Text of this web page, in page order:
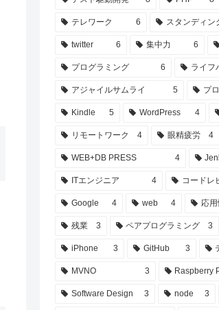
テレワーク 6 スタンディン
twitter 6 集中力 6
プログラミング 6 ライフ
アジャイルサムライ 5 プ
Kindle 5 WordPress 4
リモートワーク 4 眼精疲労 4
WEB+DB PRESS 4
ITエンジニア 4 コードレ
Google 4 web 4 応
残業 3 ペアプログラミング 3
iPhone 3 GitHub 3
MVNO 3 Raspberry
Software Design 3 node 3